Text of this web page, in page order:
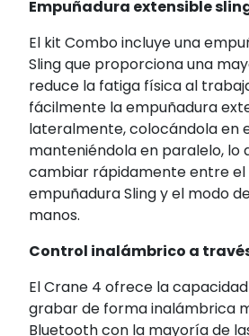
Empuñadura extensible
El kit Combo incluye una
Sling que proporciona una
reduce la fatiga física al
fácilmente la empuñadura
lateralmente, colocándola en
manteniéndola en paralelo, lo
cambiar rápidamente entre el
empuñadura Sling y el modo
manos.
Control inalámbrico a
El Crane 4 ofrece la
grabar de forma inalámbrica
Bluetooth con la mayoría de